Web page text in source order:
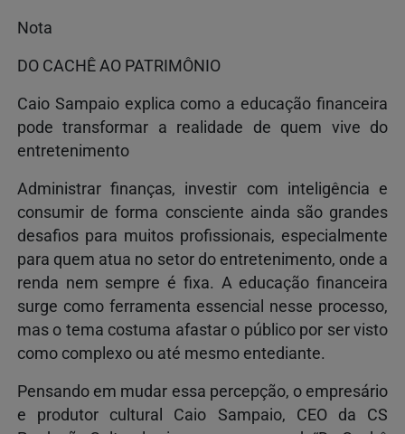
Nota
DO CACHÊ AO PATRIMÔNIO
Caio Sampaio explica como a educação financeira
pode transformar a realidade de quem vive do
entretenimento
Administrar finanças, investir com inteligência e
consumir de forma consciente ainda são grandes
desafios para muitos profissionais, especialmente
para quem atua no setor do entretenimento, onde a
renda nem sempre é fixa. A educação financeira
surge como ferramenta essencial nesse processo,
mas o tema costuma afastar o público por ser visto
como complexo ou até mesmo entediante.
Pensando em mudar essa percepção, o empresário
e produtor cultural Caio Sampaio, CEO da CS